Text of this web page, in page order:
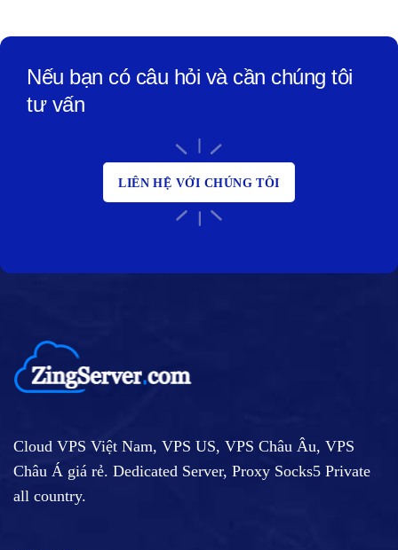
Nếu bạn có câu hỏi và cần chúng tôi
tư vấn
LIÊN HỆ VỚI CHÚNG TÔI
Cloud VPS Việt Nam, VPS US, VPS Châu Âu, VPS
Châu Á giá rẻ. Dedicated Server, Proxy Socks5 Private
all country.